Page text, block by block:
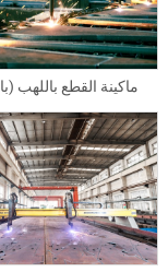
ماكينة القطع باللهب